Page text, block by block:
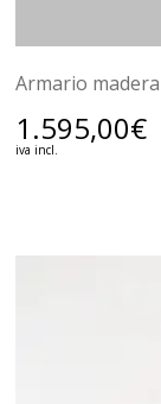
Armario
1.595,00€
iva incl.